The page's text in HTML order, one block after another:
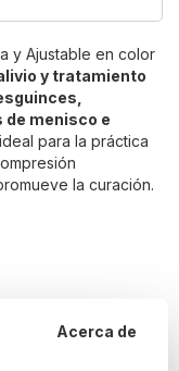
y Ajustable en color
y tratamiento
menisco e
para la práctica
la curación.
Acerca de